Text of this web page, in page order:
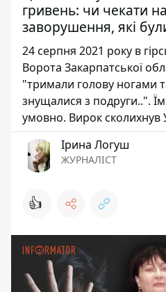
гривень: чи чекати
заворушення, які
24 серпня 2021 року в
Ворота Закарпатської
"тримали голову ногами
знущалися з подруги..".
умовно. Вирок сколихнув
Ірина Логуш
ЖУРНАЛІСТ
👍